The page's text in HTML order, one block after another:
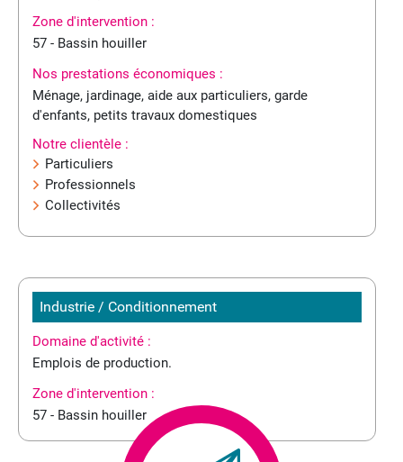
Zone d'intervention :
57 - Bassin houiller
Nos prestations économiques :
Ménage, jardinage, aide aux particuliers, garde
d'enfants, petits travaux domestiques
Notre clientèle :
Particuliers
Professionnels
Collectivités
Industrie / Conditionnement
Domaine d'activité :
Emplois de production.
Zone d'intervention :
57 - Bassin houiller